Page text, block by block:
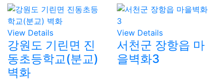
View Details
강원도 기린면 진
동초등학교(분교)
벽화
View Details
서천군 장항읍 마
을벽화3